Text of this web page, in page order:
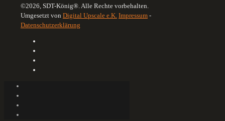
©2026, SDT-König®. Alle Rechte vorbehalten.
Umgesetzt von Digital Upscale e.K. Impressum -
Datenschutzerklärung